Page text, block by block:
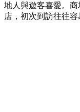
地人與遊客喜愛。
店，初次到訪往往容